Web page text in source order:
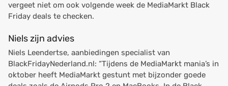
vergeet niet om ook volgende week de MediaMarkt Black
Friday deals te checken.
Niels zijn advies
Niels Leendertse, aanbiedingen specialist van
BlackFridayNederland.nl: “Tijdens de MediaMarkt mania’s in
oktober heeft MediaMarkt gestunt met bijzonder goede